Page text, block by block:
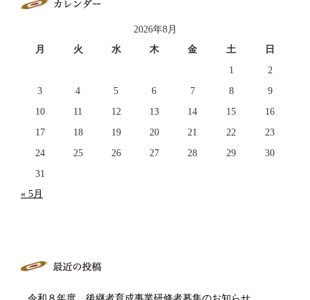
2026年8月
月
火 水 木 金 土
日
1
2
3
4 5 6 7 8
9
10
11 12 13 14 15
16
17
18 19 20 21 22
23
24
25 26 27 28 29
30
31
« 5月